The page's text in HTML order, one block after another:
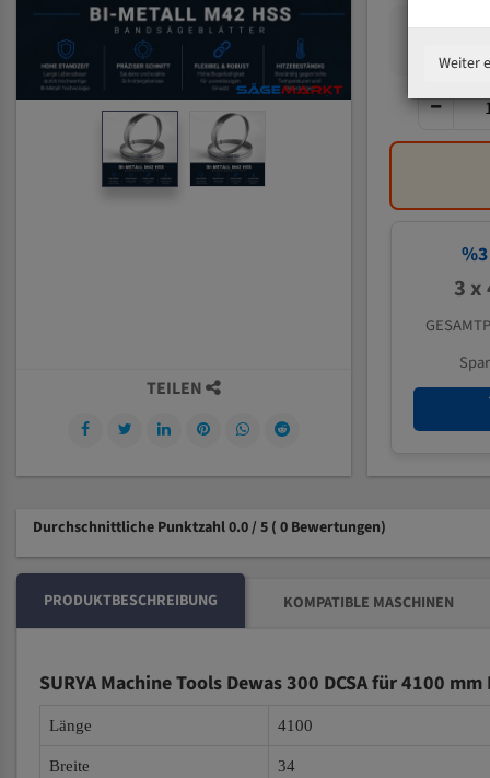
%3
3 x
TEILEN
Durchschnittliche Punktzahl 0.0 / 5 ( 0 Bewertungen)
PRODUKTBESCHREIBUNG KOMPATIBLE MASCHINEN
SURYA Machine Tools Dewas 300 DCSA für 4100
Länge 4100
Breite 34
Weiter